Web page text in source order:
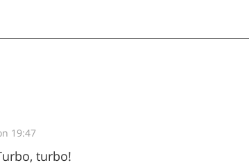
19:47
turbo!